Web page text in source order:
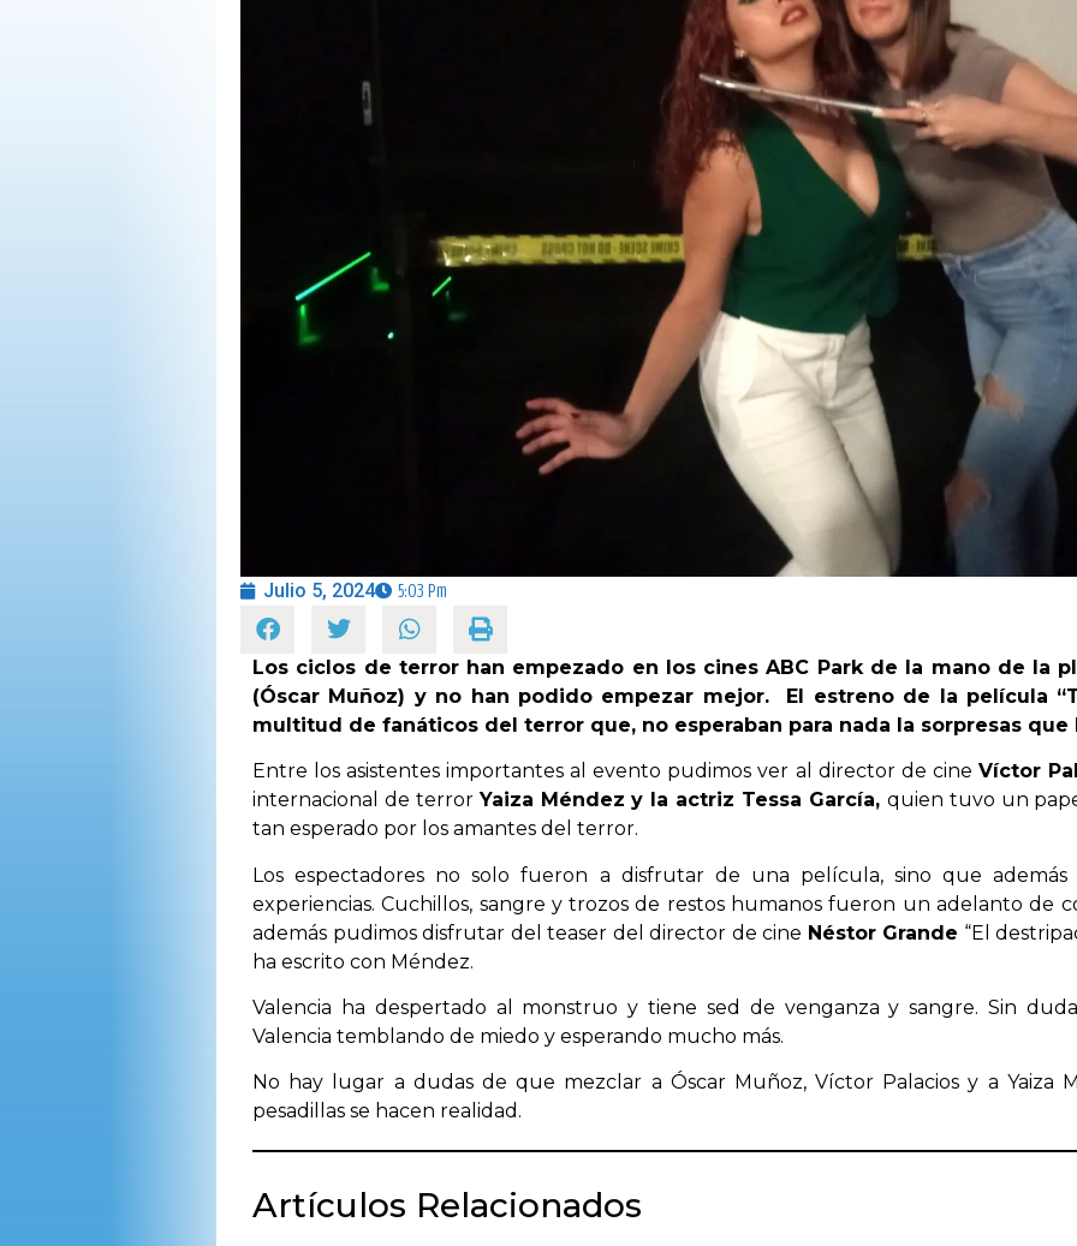
Julio 5, 2024 5:03 Pm
Los ciclos de terror han empezado en los cines ABC Park de la mano de la
(Óscar Muñoz) y no han podido empezar mejor. El estreno de la película
multitud de fanáticos del terror que, no esperaban para nada la sorpresas
Entre los asistentes importantes al evento pudimos ver al director de cine Víctor
internacional de terrorYaiza Méndez y la actriz Tessa García, quien tuvo un
tan esperado por los amantes del terror.
Los espectadores no solo fueron a disfrutar de una película, sino que
experiencias. Cuchillos, sangre y trozos de restos humanos fueron un adelanto de
además pudimos disfrutar del teaser del director de cine Néstor Grande “El
ha escrito con Méndez.
Valencia ha despertado al monstruo y tiene sed de venganza y sangre. Sin
Valencia temblando de miedo y esperando mucho más.
No hay lugar a dudas de que mezclar a Óscar Muñoz, Víctor Palacios y a Yaiza
pesadillas se hacen realidad.
Artículos Relacionados